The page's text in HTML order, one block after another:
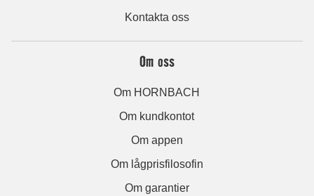
Kontakta oss
Om oss
Om HORNBACH
Om kundkontot
Om appen
Om lågprisfilosofin
Om garantier